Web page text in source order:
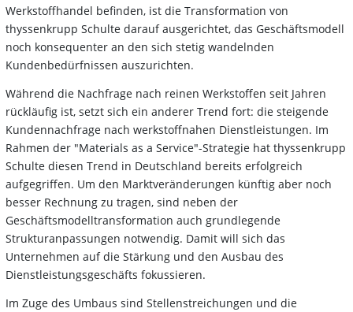
Werkstoffhandel befinden, ist die Transformation von
thyssenkrupp Schulte darauf ausgerichtet, das Geschäftsmodell
noch konsequenter an den sich stetig wandelnden
Kundenbedürfnissen auszurichten.
Während die Nachfrage nach reinen Werkstoffen seit Jahren
rückläufig ist, setzt sich ein anderer Trend fort: die steigende
Kundennachfrage nach werkstoffnahen Dienstleistungen. Im
Rahmen der "Materials as a Service"-Strategie hat thyssenkrupp
Schulte diesen Trend in Deutschland bereits erfolgreich
aufgegriffen. Um den Marktveränderungen künftig aber noch
besser Rechnung zu tragen, sind neben der
Geschäftsmodelltransformation auch grundlegende
Strukturanpassungen notwendig. Damit will sich das
Unternehmen auf die Stärkung und den Ausbau des
Dienstleistungsgeschäfts fokussieren.
Im Zuge des Umbaus sind Stellenstreichungen und die